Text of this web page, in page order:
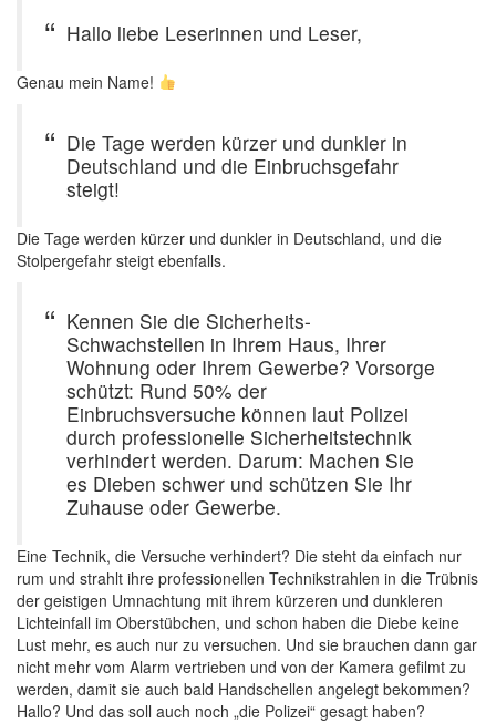
Hallo liebe Leserinnen und Leser,
Genau mein Name!
Die Tage werden kürzer und dunkler in
Deutschland und die Einbruchsgefahr
steigt!
Die Tage werden kürzer und dunkler in Deutschland, und die
Stolpergefahr steigt ebenfalls.
Kennen Sie die Sicherheits-
Schwachstellen in Ihrem Haus, Ihrer
Wohnung oder Ihrem Gewerbe? Vorsorge
schützt: Rund 50% der
Einbruchsversuche können laut Polizei
durch professionelle Sicherheitstechnik
verhindert werden. Darum: Machen Sie
es Dieben schwer und schützen Sie Ihr
Zuhause oder Gewerbe.
Eine Technik, die Versuche verhindert? Die steht da einfach nur
rum und strahlt ihre professionellen Technikstrahlen in die Trübnis
der geistigen Umnachtung mit ihrem kürzeren und dunkleren
Lichteinfall im Oberstübchen, und schon haben die Diebe keine
Lust mehr, es auch nur zu versuchen. Und sie brauchen dann gar
nicht mehr vom Alarm vertrieben und von der Kamera gefilmt zu
werden, damit sie auch bald Handschellen angelegt bekommen?
Hallo? Und das soll auch noch „die Polizei“ gesagt haben?